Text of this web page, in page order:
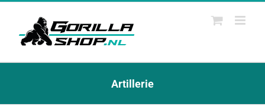
Ga
Artillerie